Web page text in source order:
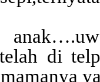
di